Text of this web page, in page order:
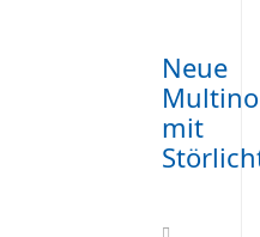
Neue
mit